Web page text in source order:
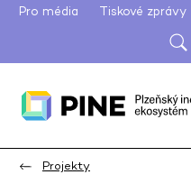
Pro média Tiskové zprávy
Projekty